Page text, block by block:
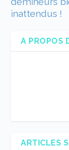
inattendus !
A PROPOS
ARTICLES